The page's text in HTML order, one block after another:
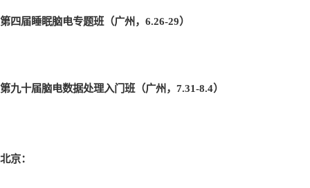
第四届睡眠脑电专题班（广州，6.26-29）
第九十届脑电数据处理入门班（广州，7.31-8.4）
北京：